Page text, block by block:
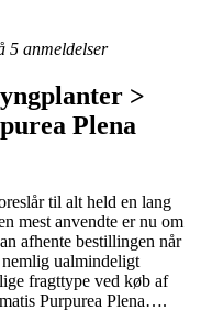
5 anmeldelser
>
Plena
til alt held en lang
mest anvendte er nu om
afhente bestillingen når
ualmindeligt
fragttype ved køb af
Purpurea Plena….